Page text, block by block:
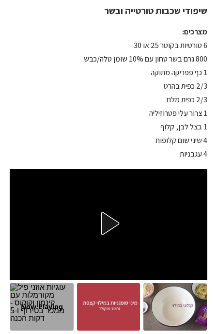
שיפודי שכבות טורטייה ובשר
מצרכים:
6 טורטיות בקוטר 25 או 30
800 גרם בשר טחון עם 10% שומן טלה/כבש
1 כף פפריקה מתוקה
2/3 כפית בהרט
2/3 כפית מלח
1 צרור עלי פטרוזיליה
1 בצל לבן, קלוף
4 שיני שום קלופות
4 עגבניות
Now Playing